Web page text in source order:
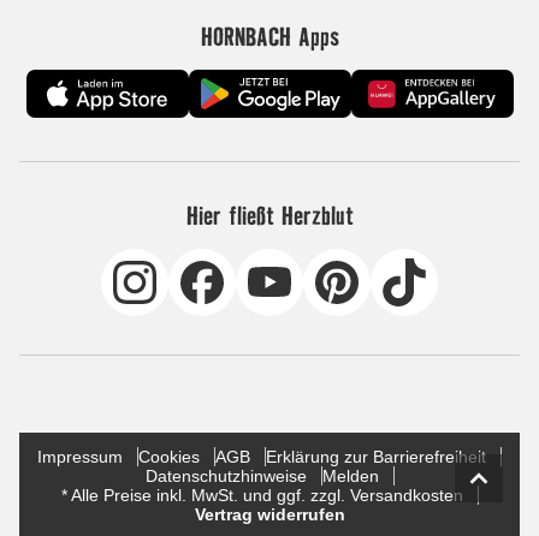
HORNBACH Apps
Hier fließt Herzblut
Impressum Cookies AGB
Erklärung zur Barrierefreiheit
Datenschutzhinweise
Melden
* Alle Preise inkl. MwSt. und ggf. zzgl. Versandkosten
Vertrag widerrufen